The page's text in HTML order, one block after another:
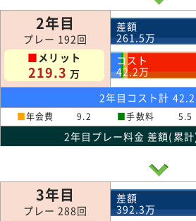
2年目
プレー 192回
■メリット
219.3 万
差額
261.5万
コスト
42.2万
2年目コスト計
■年会費 9.2 ■手数料 5.5
2年目プレー料金 差額(累
3年目
プレー 288回
差額
392.3万